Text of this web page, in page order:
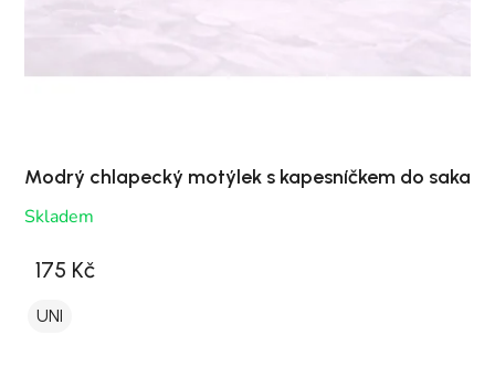
Modrý chlapecký motýlek s kapesníčkem do saka
Skladem
175 Kč
UNI